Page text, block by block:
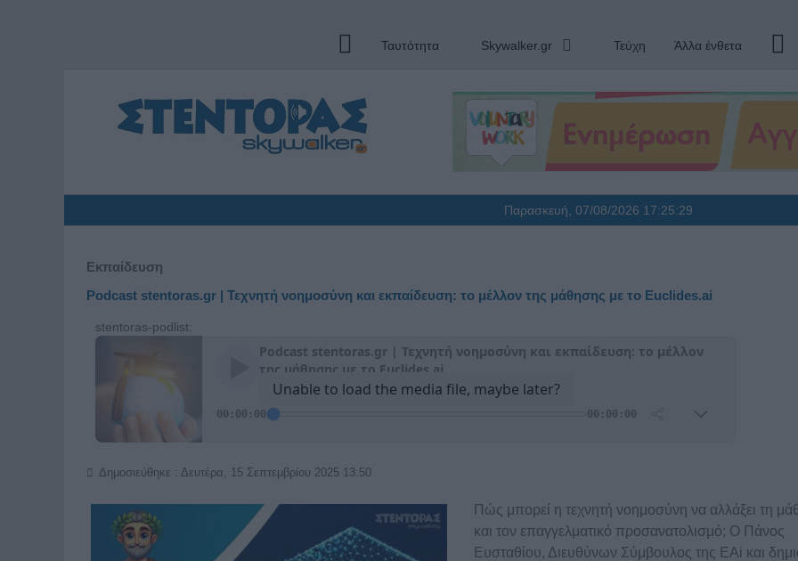
Ταυτότητα Skywalker.gr Τεύχη Άλλα ένθετα
Παρασκευή, 07/08/2026 17:25:31
Εκπαίδευση
Podcast stentoras.gr | Τεχνητή νοημοσύνη και εκπαίδευση: το μέλλον της μάθησης με το Euclides.ai
stentoras-podlist:
Δημοσιεύθηκε : Δευτέρα, 15 Σεπτεμβρίου 2025 13:50
Πώς μπορεί η τεχνητή νοημοσύνη να αλλάξει τη
και τον επαγγελματικό προσανατολισμό; Ο Πάνος
Ευσταθίου, Διευθύνων Σύμβουλος της EAi και